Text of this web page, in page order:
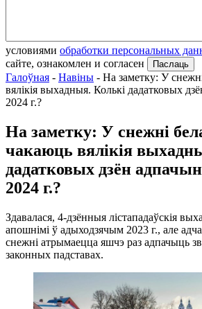
условиями обработки персональных
сайте, ознакомлен и согласен
Галоўная - Навіны - На заметку: У
вялікія выхадныя. Колькі дадатковых
2024 г.?
На заметку: У снежні
чакаюць вялікія
дадатковых дзён
2024 г.?
Здавалася, 4-дзённыя лістападаўскія
апошнімі ў адыходзячым 2023 г., але
снежні атрымаецца яшчэ раз адпачыць
законных падставах.